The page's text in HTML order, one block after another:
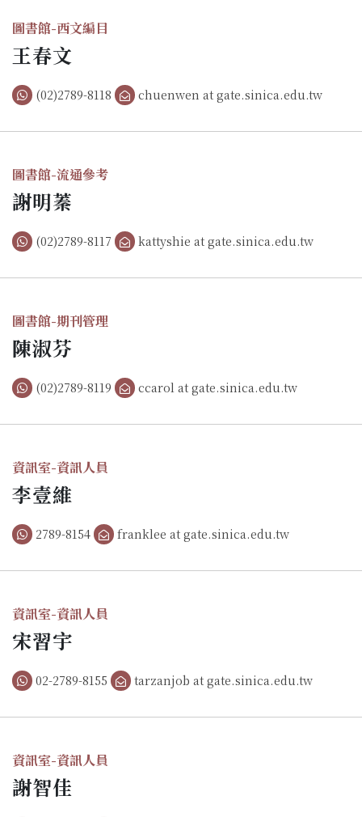
圖書館-西文編目
王春文
(02)2789-8118 chuenwen at gate.sinica.edu.tw
圖書館-流通參考
謝明蓁
(02)2789-8117 kattyshie at gate.sinica.edu.tw
圖書館-期刊管理
陳淑芬
(02)2789-8119 ccarol at gate.sinica.edu.tw
資訊室-資訊人員
李壹維
2789-8154 franklee at gate.sinica.edu.tw
資訊室-資訊人員
宋習宇
02-2789-8155 tarzanjob at gate.sinica.edu.tw
資訊室-資訊人員
謝智佳